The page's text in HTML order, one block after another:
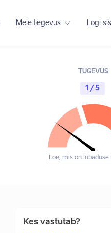
Meie tegevus Logi
TUGEVUS
1 / 5
Loe, mis on lubaduse
Kes vastutab?